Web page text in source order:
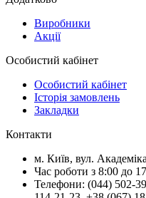
Виробники
Акції
Особистий кабінет
Особистий кабінет
Історія замовлень
Закладки
Контакти
м. Київ, вул.
Час роботи з 8:00 до
Телефони: (044) 502-